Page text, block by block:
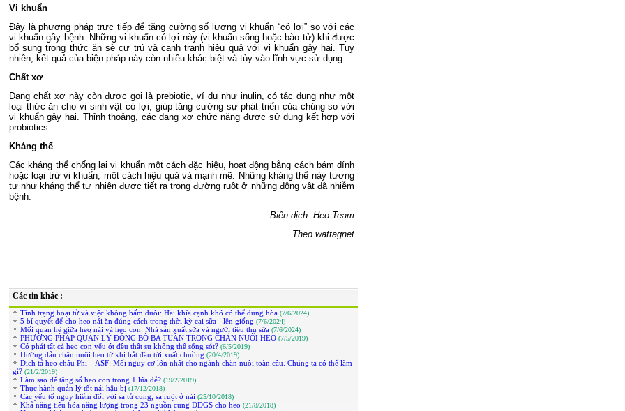
Vi khuẩn
Đây là phương pháp trực tiếp để tăng cường số lượng vi khuẩn “có lợi” so với các
vi khuẩn gây bệnh. Những vi khuẩn có lợi này (vi khuẩn sống hoặc bào tử) khi được
bổ sung trong thức ăn sẽ cư trú và cạnh tranh hiệu quả với vi khuẩn gây hại. Tuy
nhiên, kết quả của biện pháp này còn nhiều khác biệt và tùy vào lĩnh vực sử dụng.
Chất xơ
Dạng chất xơ này còn được gọi là prebiotic, ví dụ như inulin, có tác dụng như một
loại thức ăn cho vi sinh vật có lợi, giúp tăng cường sự phát triển của chúng so với
vi khuẩn gây hại. Thỉnh thoảng, các dạng xơ chức năng được sử dụng kết hợp với
probiotics.
Kháng thể
Các kháng thể chống lại vi khuẩn một cách đặc hiệu, hoạt động bằng cách bám dính
hoặc loại trừ vi khuẩn, một cách hiệu quả và mạnh mẽ. Những kháng thể này tương
tự như kháng thể tự nhiên được tiết ra trong đường ruột ở những động vật đã nhiễm
bệnh.
Biên dịch: Heo Team
Theo wattagnet
Các tin khác :
Tình trạng hoại tử và việc không bấm đuôi: Hai khía cạnh khó có thể dung hòa (7/6/2024)
5 bí quyết để cho heo nái ăn đúng cách trong thời kỳ cai sữa - lên giống (7/6/2024)
Mối quan hệ giữa heo nái và heo con: Nhà sản xuất sữa và người tiêu thụ sữa (7/6/2024)
PHƯƠNG PHÁP QUẢN LÝ ĐỒNG BỘ BA TUẦN TRONG CHĂN NUÔI HEO (7/5/2019)
Có phải tất cả heo con yếu ớt đều thật sự không thể sống sót? (6/5/2019)
Hướng dẫn chăn nuôi heo từ khi bắt đầu tới xuất chuồng (20/4/2019)
Dịch tả heo châu Phi – ASF: Mối nguy cơ lớn nhất cho ngành chăn nuôi toàn cầu. Chúng ta có thể làm
gì? (21/2/2019)
Làm sao để tăng số heo con trong 1 lứa đẻ? (19/2/2019)
Thực hành quản lý tốt nái hậu bị (17/12/2018)
Các yếu tố nguy hiểm đối với sa tử cung, sa ruột ở nái (25/10/2018)
Khả năng tiêu hóa năng lượng trong 23 nguồn cung DDGS cho heo (21/8/2018)